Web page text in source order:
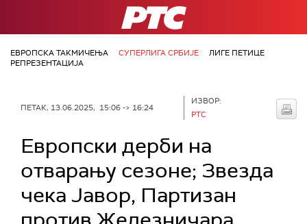
РТС
ЕВРОПСКА ТАКМИЧЕЊА СУПЕРЛИГА СРБИЈЕ
ЛИГЕ ПЕТИЦЕ
РЕПРЕЗЕНТАЦИЈА
ПЕТАК, 13.06.2025, 15:06 -> 16:24
ИЗВОР:
РТС
Европски дерби на
отварању сезоне; Звезда
чека Јавор, Партизан